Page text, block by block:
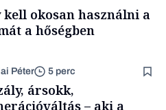
kell okosan használni a
a hőségben
Péter 5 perc
ársokk,
– aki a